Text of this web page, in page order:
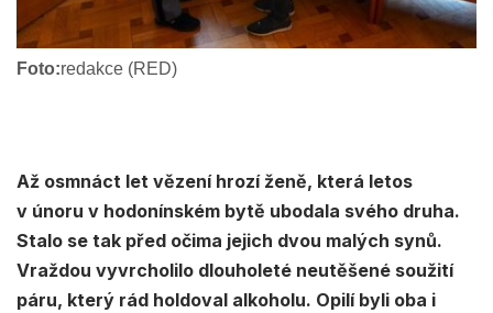
Foto:redakce (RED)
Až osmnáct let vězení hrozí ženě, která letos
v únoru v hodonínském bytě ubodala svého druha.
Stalo se tak před očima jejich dvou malých synů.
Vraždou vyvrcholilo dlouholeté neutěšené soužití
páru, který rád holdoval alkoholu. Opilí byli oba i